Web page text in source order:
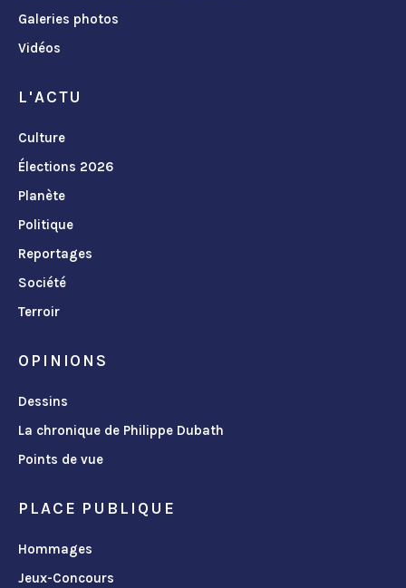
Galeries photos
Vidéos
L'ACTU
Culture
Élections 2026
Planète
Politique
Reportages
Société
Terroir
OPINIONS
Dessins
La chronique de Philippe Dubath
Points de vue
PLACE PUBLIQUE
Hommages
Jeux-Concours